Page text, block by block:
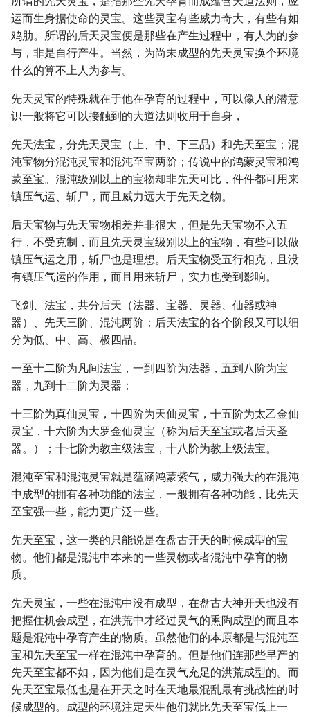
运而生身据使命的灵宝。这些灵宝有些威力奇大，有些有如
鸡肋。所谓的后天灵宝便是那些在产生过程中，有人为的参
与，非是自行产生。当然，为尚未成型的先天灵宝换个环境
什么的算不上人为参与。
先天灵宝的特殊就在于他在孕育的过程中，可以像人的潜意
识一般将它可以接触到的大道法则收用于自身，
先天法宝，分先天灵宝（上、中、下三品）和先天至宝；混
沌宝物分混沌灵宝和混沌至宝两阶；传说中的鸿蒙灵宝和鸿
蒙至宝。混沌级别以上的宝物却非先天可比，件件都可用来
镇压气运、斩尸，而且威力远大于先天之物。
后天宝物与先天宝物相差并非很大，但是先天宝物不入五
行，不受克制，而且先天灵宝级别以上的宝物，有些可以做
镇压气运之用，斩尸也是理想。后天宝物受五行相克，且没
有镇压气运的作用，而且用来斩尸，实力也受到影响。
飞剑、法宝，共分后天（法器、宝器、灵器、仙器或神
器）、先天三阶、混沌两阶；后天法宝的各个阶段又可以细
分为低、中、高、极四品。
一至十二阶为凡间法宝，一到四阶为法器，五到八阶为宝
器，九到十二阶为灵器；
十三阶为真仙灵宝，十四阶为天仙灵宝，十五阶为太乙金仙
灵宝，十六阶为大罗金仙灵宝（称为后天至宝或者后天圣
器。）；十七阶为教主级法宝，十八阶为教上级法宝。
混沌至宝和混沌灵宝就是蕴涵鸿蒙紫气，威力强大的在混沌
中成型的拥有各种功能的法宝，一般拥有各种功能，比先天
至宝强一些，能力更广泛一些。
先天至宝，这一类的只能说是在盘古开天的时候成型的宝
物。他们都是混沌中本来的一些灵物或者混沌中孕育的物
质。
先天灵宝，一些在混沌中没有成型，在盘古大神开天也没有
把握住机会成型，在洪荒中才经过灵气的熏陶成型的而且本
题是混沌中孕育产生的物质。虽然他们的本原都是与混沌至
宝和先天至宝一样在混沌中孕育的。但是他们连那些早产的
先天至宝都不如，因为他们是在灵气充足的洪荒成型的。而
先天至宝最低也是在开天之时在天地最混乱最有挑战性的时
候成型的。成型的环境注定天生他们就比先天至宝低上一